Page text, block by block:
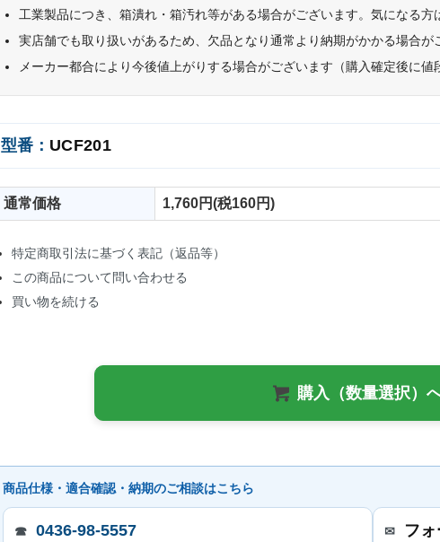
工業製品につき、箱潰れ・箱汚れ等がある場合がございます。気になる方
実店舗でも取り扱いがあるため、欠品となり通常より納期がかかる場合が
メーカー都合により今後値上がりする場合がございます（購入確定後に値
型番： UCF201
通常価格 1,760円(税160円)
特定商取引法に基づく表記（返品等）
この商品について問い合わせる
買い物を続ける
購入（数量選択）
商品仕様・適合確認・納期のご相談はこちら
☎ 0436-98-5557 ✉ フ